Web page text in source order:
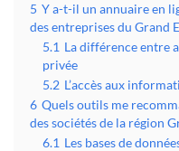
5 Y a-t-il un annuaire en
des entreprises du Grand
5.1 La différence entre
privée
5.2 L’accès aux
6 Quels outils me
des sociétés de la région
6.1 Les bases de